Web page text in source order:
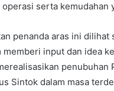
serta kemudahan
penanda aras ini dilihat
memberi input dan idea
penubuhan
Sintok dalam masa